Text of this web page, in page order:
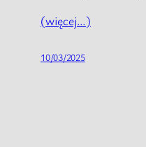
(więcej…)
10/03/2025